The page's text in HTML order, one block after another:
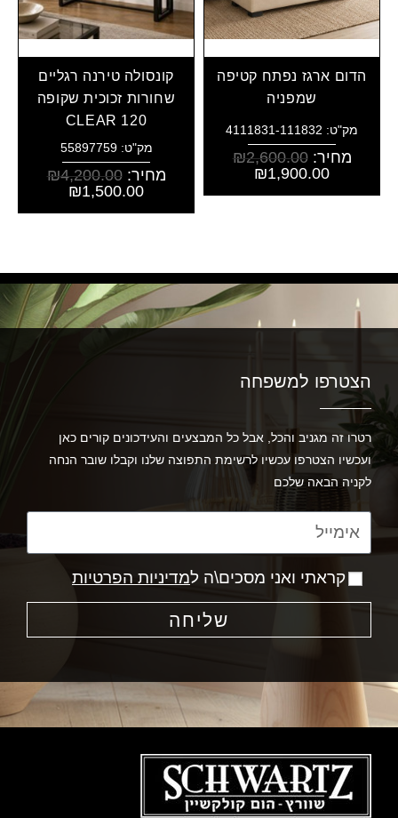
הדום ארגז נפתח קטיפה
שמפניה
מק"ט: 4111831-111832
מחיר: ₪2,600.00
₪1,900.00
קונסולה טירנה רגליים
שחורות זכוכית שקופה
CLEAR 120
מק"ט: 55897759
מחיר: ₪4,200.00
₪1,500.00
הצטרפו למשפחה
רטרו זה מגניב והכל, אבל כל המבצעים והעידכונים קורים כאן
ועכשיו הצטרפו עכשיו לרשימת התפוצה שלנו וקבלו שובר הנחה
לקניה הבאה שלכם
קראתי ואני מסכים\ה למדיניות הפרטיות
שליחה